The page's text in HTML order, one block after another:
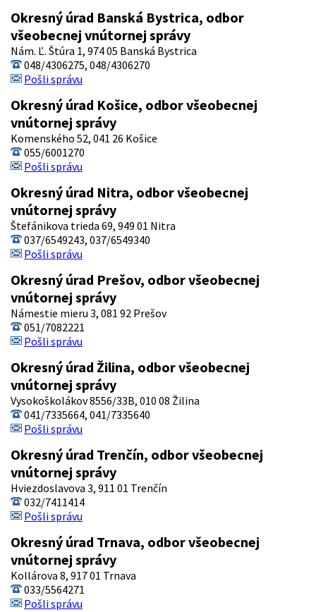
Okresný úrad Banská Bystrica, odbor
všeobecnej vnútornej správy
Nám. Ľ. Štúra 1, 974 05 Banská Bystrica
048/4306275, 048/4306270
Pošli správu
Okresný úrad Košice, odbor všeobecnej
vnútornej správy
Komenského 52, 041 26 Košice
055/6001270
Pošli správu
Okresný úrad Nitra, odbor všeobecnej
vnútornej správy
Štefánikova trieda 69, 949 01 Nitra
037/6549243, 037/6549340
Pošli správu
Okresný úrad Prešov, odbor všeobecnej
vnútornej správy
Námestie mieru 3, 081 92 Prešov
051/7082221
Pošli správu
Okresný úrad Žilina, odbor všeobecnej
vnútornej správy
Vysokoškolákov 8556/33B, 010 08 Žilina
041/7335664, 041/7335640
Pošli správu
Okresný úrad Trenčín, odbor všeobecnej
vnútornej správy
Hviezdoslavova 3, 911 01 Trenčín
032/7411414
Pošli správu
Okresný úrad Trnava, odbor všeobecnej
vnútornej správy
Kollárova 8, 917 01 Trnava
033/5564271
Pošli správu